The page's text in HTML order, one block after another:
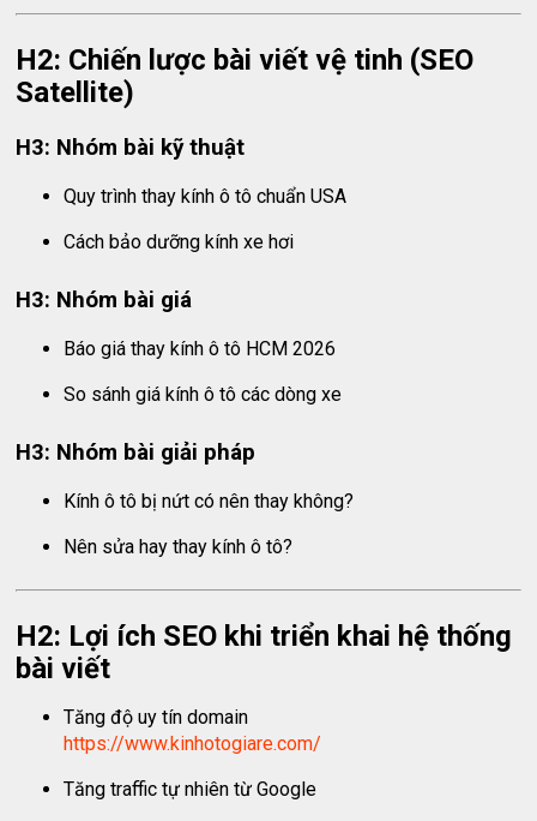
H2: Chiến lược bài viết vệ tinh (SEO
Satellite)
H3: Nhóm bài kỹ thuật
Quy trình thay kính ô tô chuẩn USA
Cách bảo dưỡng kính xe hơi
H3: Nhóm bài giá
Báo giá thay kính ô tô HCM 2026
So sánh giá kính ô tô các dòng xe
H3: Nhóm bài giải pháp
Kính ô tô bị nứt có nên thay không?
Nên sửa hay thay kính ô tô?
H2: Lợi ích SEO khi triển khai hệ thống
bài viết
Tăng độ uy tín domain
https://www.kinhotogiare.com/
Tăng traffic tự nhiên từ Google